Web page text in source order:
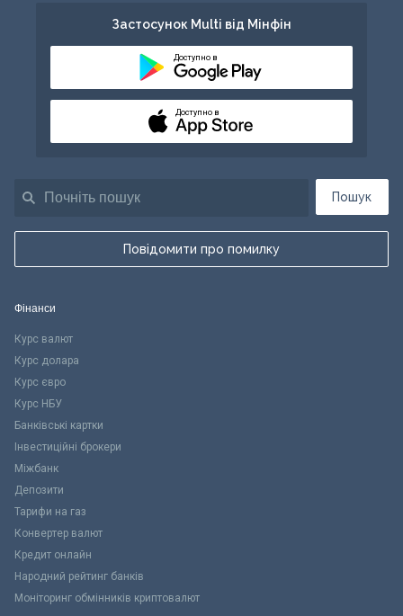
Пошук
Повідомити про помилку
Застосунок Multi від Мінфін
Доступно в
Доступно в
Фінанси
Курс валют
Курс долара
Курс євро
Курс НБУ
Банківські картки
Інвестиційні брокери
Міжбанк
Депозити
Тарифи на газ
Конвертер валют
Кредит онлайн
Народний рейтинг банків
Моніторинг обмінників криптовалют